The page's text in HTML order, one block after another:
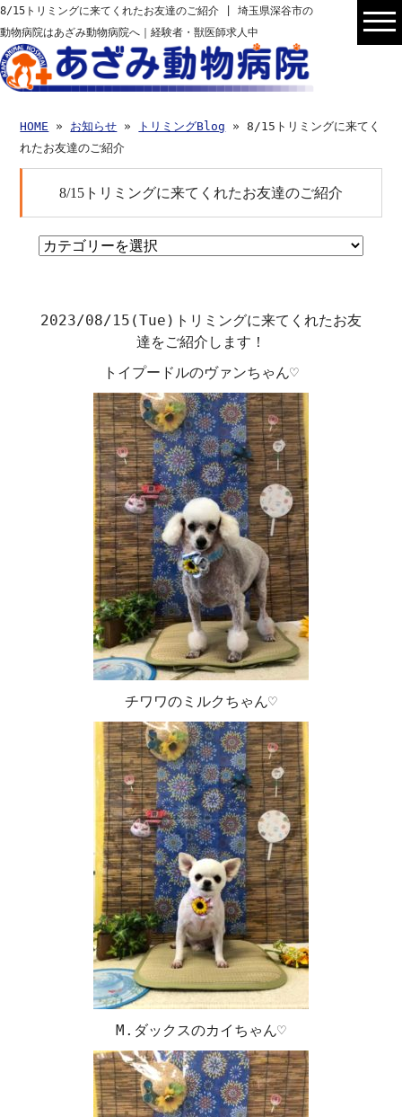
8/15トリミングに来てくれたお友達のご紹介 | 埼玉県深谷市の
動物病院はあざみ動物病院へ｜経験者・獣医師求人中
HOME » お知らせ » トリミングBlog » 8/15トリミングに来てく
れたお友達のご紹介
8/15トリミングに来てくれたお友達のご紹介
2023/08/15(Tue) トリミングに来てくれたお友
達をご紹介します！
トイプードルのヴァンちゃん♡
チワワのミルクちゃん♡
M.ダックスのカイちゃん♡